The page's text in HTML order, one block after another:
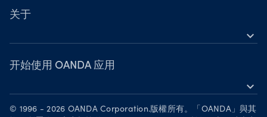
網路研討會與活動
关于
expand_more
OANDA 集團
獎項
招聘
开始使用 OANDA 应用
expand_more
在 App Store 下载
© 1996 - 2026 OANDA Corporation.版權所有。「OANDA」與其